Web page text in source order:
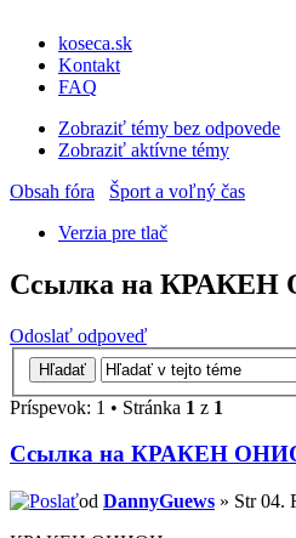
koseca.sk
Kontakt
FAQ
Zobraziť témy bez odpovede
Zobraziť aktívne témy
Obsah fóra
Šport a voľný čas
Verzia pre tlač
Ссылка на КРАКЕН
Odoslať odpoveď
Príspevok: 1 • Stránka 1 z 1
Ссылка на КРАКЕН
od DannyGuews » Str 04.